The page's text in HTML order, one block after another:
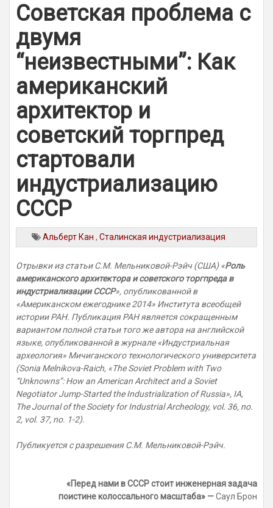
Советская проблема с
двумя
“неизвестными”: Как
американский
архитектор и
советский торгпред
стартовали
индустриализацию
СССР
Альберт Кан , Сталинская индустриализация
Отрывки из статьи С.М. Мельниковой-Рэйч (США) «Роль
американского архитектора и советского торгпреда в
индустриализации СССР», опубликованной в
«Американском ежегоднике 2014» Института всеобщей
истории РАН. Публикация РАН является сокращенным
вариантом полной статьи того же автора на английской
языке, опубликованной в журнале «Индустриальная
археология» Мичиганского технологического университета
(Sonia Melnikova-Raich, «The Soviet Problem with Two
“Unknowns”: How an American Architect and a Soviet
Negotiator Jump-Started the Industrialization of Russia», IA,
The Journal of the Society for Industrial Archeology, vol. 36, no.
2, vol. 37, no. 1-2).
Публикуется с разрешенияС.М. Мельниковой-Рэйч.
«Перед нами в СССР стоит инженерная задача
поистине колоссального масштаба» —Саул Брон